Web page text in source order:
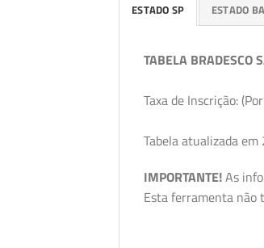
ESTADO SP ESTADO BA
TABELA BRADESCO
Taxa de Inscrição:
Tabela atualizada
IMPORTANTE!As
Esta ferramenta não